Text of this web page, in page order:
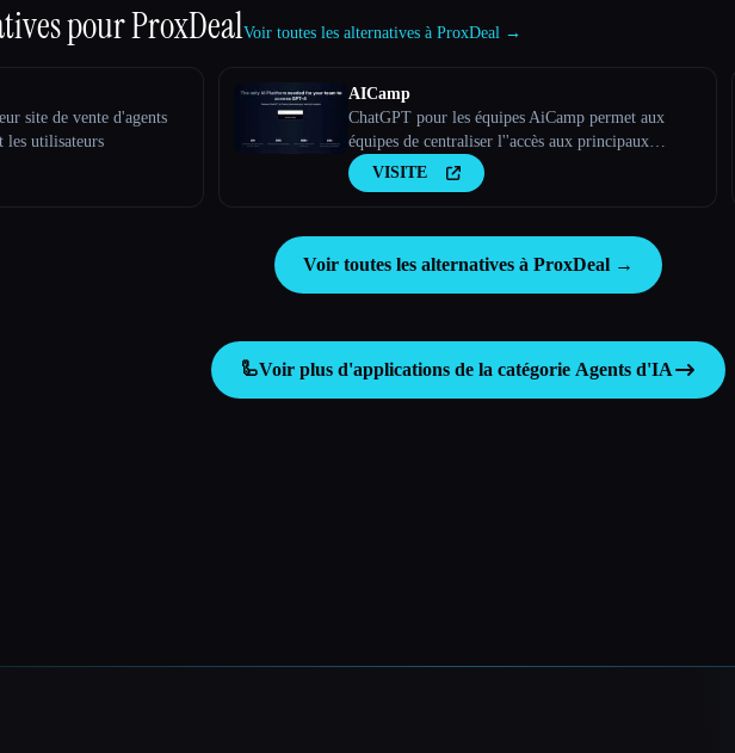
pourProxDealVoir toutes les alternatives à ProxDeal →
site de vente d'agents
les utilisateurs
AICamp
ChatGPT pour les équipes AiCamp permet aux
équipes de centraliser l''accès aux principaux
modèles d''IA tels que Claude, Bard, et à de grands
modèles linguistiques personnalisés via une
VISITE
Voir toutes les alternatives à ProxDeal →
🦾Voir plus d'applications de la catégorie Agents d'IA